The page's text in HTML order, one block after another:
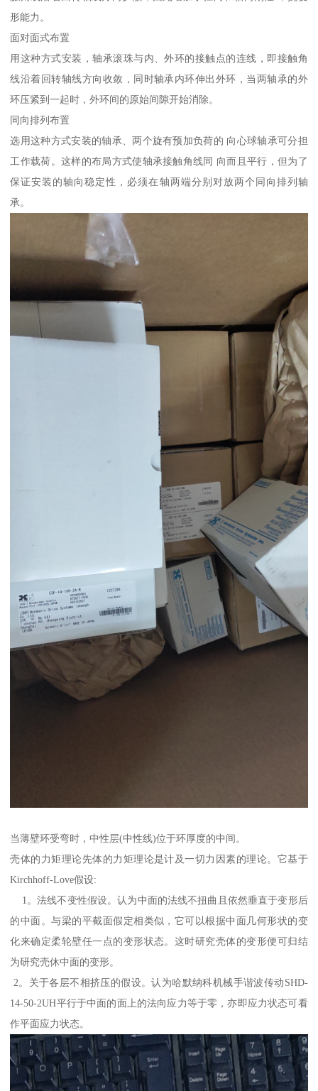
形能力。
面对面式布置
用这种方式安装，轴承滚珠与内、外环的接触点的连线，即接触角
线沿着回转轴线方向收敛，同时轴承内环伸出外环，当两轴承的外
环压紧到一起时，外环间的原始间隙开始消除。
同向排列布置
选用这种方式安装的轴承、两个旋有预加负荷的 向心球轴承可分担
工作载荷。这样的布局方式使轴承接触角线同 向而且平行，但为了
保证安装的轴向稳定性，必须在轴两端分别对放两个同向排列轴
承。
当薄壁环受弯时，中性层(中性线)位于环厚度的中间。
壳体的力矩理论先体的力矩理论是计及一切力因素的理论。它基于
Kirchhoff-Love假设:
1。法线不变性假设。认为中面的法线不扭曲且依然垂直于变形后
的中面。与梁的平截面假定相类似，它可以根据中面几何形状的变
化来确定柔轮壁任一点的变形状态。这时研究壳体的变形便可归结
为研究壳休中面的变形。
2。关于各层不相挤压的假设。认为哈默纳科机械手谐波传动SHD-
14-50-2UH平行于中面的面上的法向应力等于零，亦即应力状态可看
作平面应力状态。